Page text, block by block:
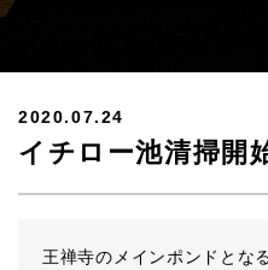
2020.07.24
イチロー池清掃開
王禅寺のメインポンドとな